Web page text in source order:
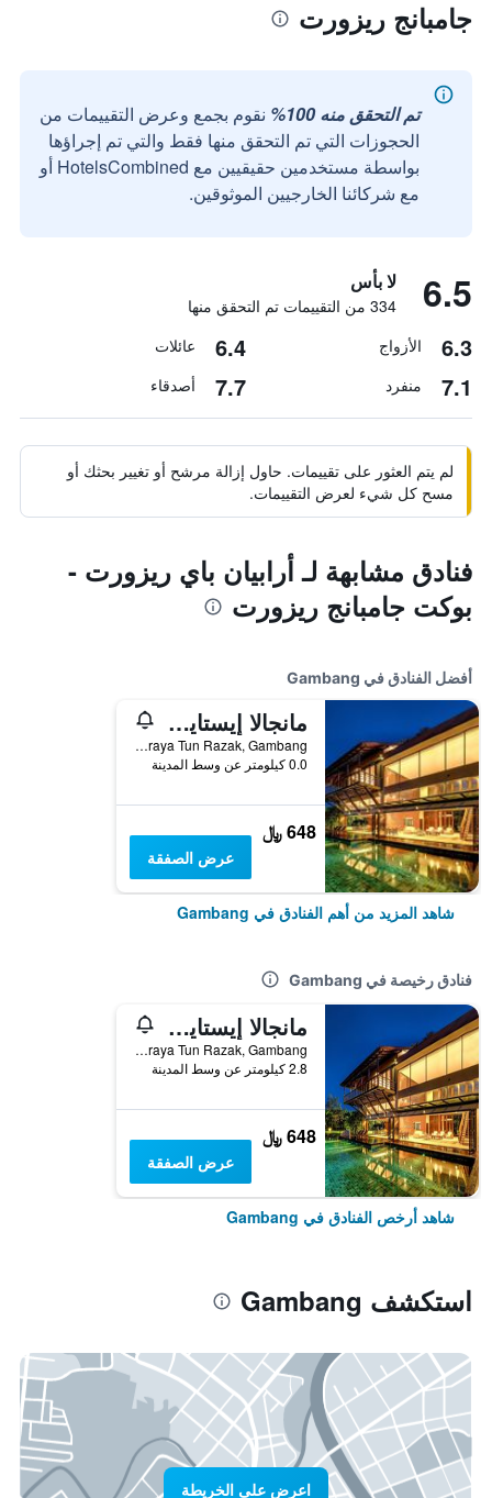
جامبانج ريزورت
تم التحقق منه 100%
نقوم بجمع وعرض التقييمات من
الحجوزات التي تم التحقق منها فقط والتي تم إجراؤها
بواسطة مستخدمين حقيقيين مع HotelsCombined أو
مع شركائنا الخارجيين الموثوقين.
6.5 لا بأس
334 من التقييمات تم التحقق منها
6.3 الأزواج 6.4 عائلات
7.1 منفرد 7.7 أصدقاء
لم يتم العثور على تقييمات. حاول إزالة مرشح أو تغيير بحثك أو
مسح كل شيء لعرض التقييمات.
فنادق مشابهة لـ أرابيان باي ريزورت -
بوكت جامبانج ريزورت
أفضل الفنادق في Gambang
مانجالا إيستايت بوتيك ريزورت
Lebuhraya Tun Razak, Gambang, ماليزيا
0.0 كيلومتر عن وسط المدينة
648 ﷼
عرض الصفقة
شاهد المزيد من أهم الفنادق في Gambang
فنادق رخيصة في Gambang
مانجالا إيستايت بوتيك ريزورت
Lebuhraya Tun Razak, Gambang, ماليزيا
2.8 كيلومتر عن وسط المدينة
648 ﷼
عرض الصفقة
شاهد أرخص الفنادق في Gambang
استكشف Gambang
اعرض على الخريطة